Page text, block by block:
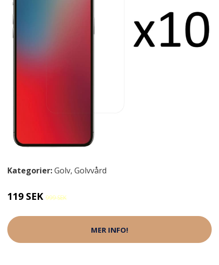
Kategorier:Golv, Golvvård
119 SEK 999 SEK
MER INFO!